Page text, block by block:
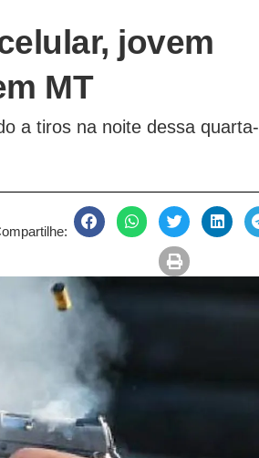
jovem
MT
a tiros na noite dessa quarta-